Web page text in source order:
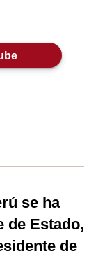
se ha
de Estado,
de